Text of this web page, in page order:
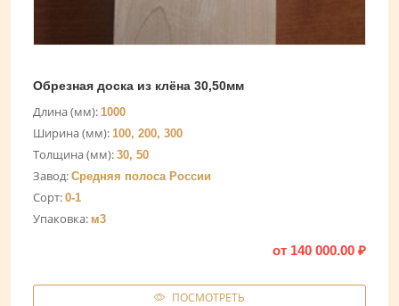
Обрезная доска из клёна 30,50мм
Длина (мм): 1000
Ширина (мм): 100, 200, 300
Толщина (мм): 30, 50
Завод: Средняя полоса России
Сорт: 0-1
Упаковка: м3
от 140 000.00 ₽
ПОСМОТРЕТЬ